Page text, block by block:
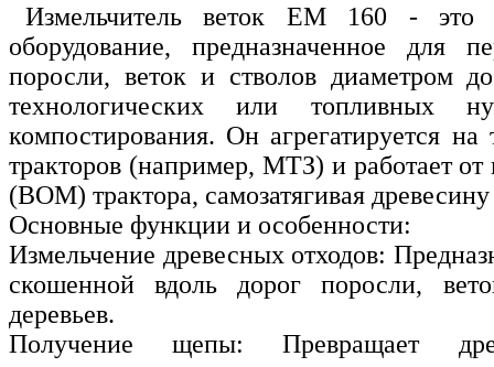
Измельчитель веток ЕМ 160 - это
оборудование, предназначенное для
поросли, веток и стволов диаметром
технологических или
компостирования. Он агрегатируется на
тракторов (например, МТЗ) и работает
(ВОМ) трактора, самозатягивая
Основные функции и особенности:
Измельчение древесных отходов:
скошенной вдоль дорог поросли,
деревьев.
Получение щепы: Превращает